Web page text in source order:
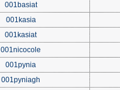
001basiat
001kasia
001kasiat
001nicocole
001pynia
001pyniagh